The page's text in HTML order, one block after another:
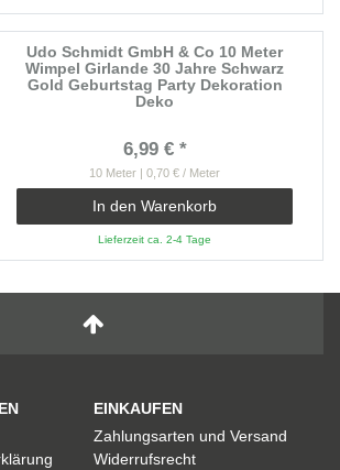
Udo Schmidt GmbH & Co 10 Meter
Wimpel Girlande 30 Jahre Schwarz
Gold Geburtstag Party Dekoration
Deko
6,99 € *
10 Meter | 0,70 € / Meter
In den Warenkorb
Lieferzeit ca. 2-4 Tage
EINKAUFEN
Zahlungsarten und Versand
Widerrufsrecht